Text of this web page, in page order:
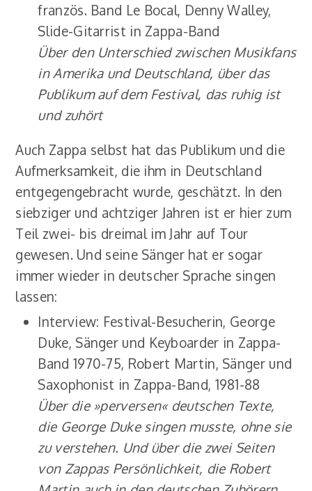
französ. Band Le Bocal, Denny Walley,
Slide-Gitarrist in Zappa-Band
Über den Unterschied zwischen Musikfans
in Amerika und Deutschland, über das
Publikum auf dem Festival, das ruhig ist
und zuhört
Auch Zappa selbst hat das Publikum und die
Aufmerksamkeit, die ihm in Deutschland
entgegengebracht wurde, geschätzt. In den
siebziger und achtziger Jahren ist er hier zum
Teil zwei- bis dreimal im Jahr auf Tour
gewesen. Und seine Sänger hat er sogar
immer wieder in deutscher Sprache singen
lassen:
Interview: Festival-Besucherin, George
Duke, Sänger und Keyboarder in Zappa-
Band 1970-75, Robert Martin, Sänger und
Saxophonist in Zappa-Band, 1981-88
Über die »perversen« deutschen Texte,
die George Duke singen musste, ohne sie
zu verstehen. Und über die zwei Seiten
von Zappas Persönlichkeit, die Robert